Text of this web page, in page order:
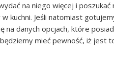
na niego więcej i
kuchni. Jeśli natomiast
na danych opcjach, które
mieć pewność, iż jest